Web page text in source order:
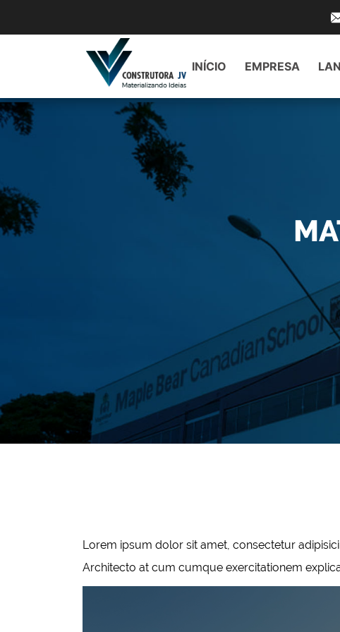
INÍCIO EMPRESA
Lorem ipsum dolor sit amet, consectetur
Architecto at cum cumque exercitationem